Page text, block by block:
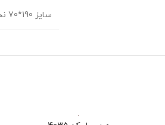
سایز 190*70 نخی